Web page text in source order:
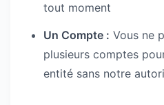
tout moment
Un Compte : Vous ne
plusieurs comptes
entité sans notre